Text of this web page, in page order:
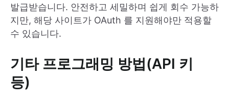
발급받습니다. 안전하고 세밀하며 쉽게 회수 가능하
지만, 해당 사이트가 OAuth 를 지원해야만 적용할
수 있습니다.
기타 프로그래밍 방법(API 키
등)